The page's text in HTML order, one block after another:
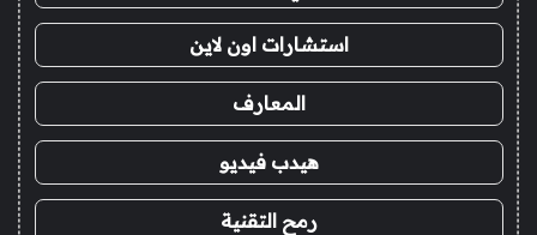
استشارات اون لاين
المعارف
هيدب فيديو
رمح التقنية